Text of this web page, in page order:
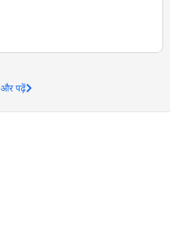
और पढ़ें